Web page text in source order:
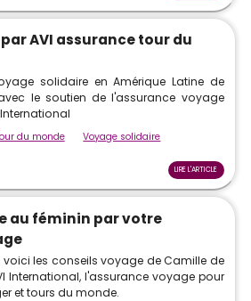
AVI assurance tour du
solidaire en Amérique Latine de
le soutien de l'assurance voyage
du monde Voyage solidaire
LIRE L'ARTICLE
au féminin par votre
les conseils voyage de Camille de
International, l'assurance voyage pour
et tours du monde.